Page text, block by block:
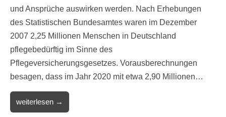
und Ansprüche auswirken werden. Nach Erhebungen
des Statistischen Bundesamtes waren im Dezember
2007 2,25 Millionen Menschen in Deutschland
pflegebedürftig im Sinne des
Pflegeversicherungsgesetzes. Vorausberechnungen
besagen, dass im Jahr 2020 mit etwa 2,90 Millionen…
weiterlesen →